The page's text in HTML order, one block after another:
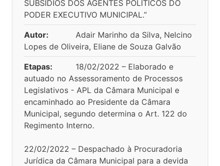
SUBSÍDIOS DOS AGENTES POLÍTICOS DO
PODER EXECUTIVO MUNICIPAL.”
Autor:
Adair Marinho da Silva, Nelcino
Lopes de Oliveira, Eliane de Souza Galvão
Etapas:
18/02/2022 – Elaborado e
autuado no Assessoramento de Processos
Legislativos - APL da Câmara Municipal e
encaminhado ao Presidente da Câmara
Municipal, segundo determina o Art. 122 do
Regimento Interno.
22/02/2022 – Despachado à Procuradoria
Jurídica da Câmara Municipal para a devida